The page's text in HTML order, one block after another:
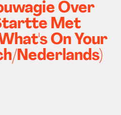
Over
Met
On Your
Nederlands)